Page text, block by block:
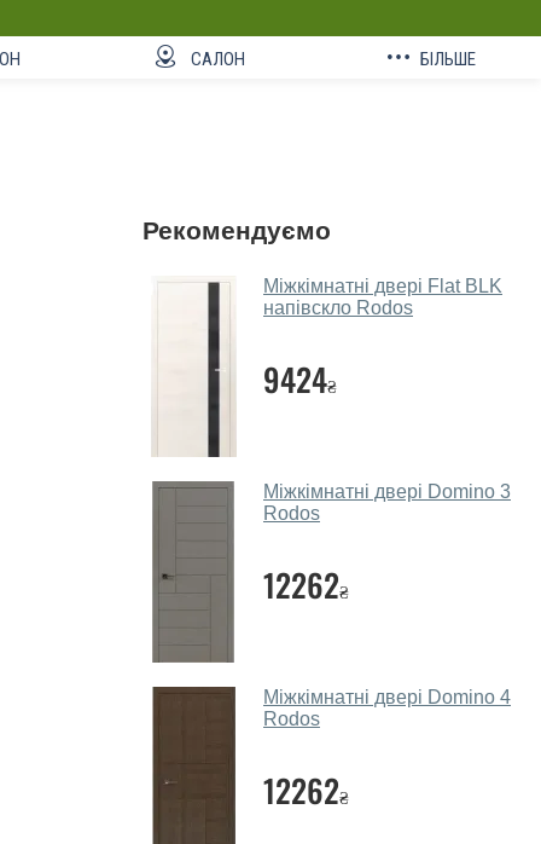
САЛОН БІЛЬШЕ
Рекомендуємо
Міжкімнатні двері Flat BLK
напівскло Rodos
9424₴
Міжкімнатні двері Domino 3
Rodos
12262₴
Міжкімнатні двері Domino 4
Rodos
12262₴